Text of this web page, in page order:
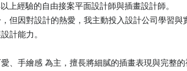
上經驗的自由接案平面設計師與插畫設計師。
但因對設計的熱愛，我主動投入設計公司學習與
計能力。
、手繪感 為主，擅長將細膩的插畫表現與完整